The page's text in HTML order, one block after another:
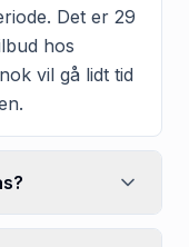
Det er 29
hos
vil gå lidt tid